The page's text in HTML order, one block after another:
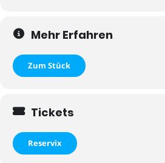
Mehr Erfahren
Zum Stück
Tickets
Reservix